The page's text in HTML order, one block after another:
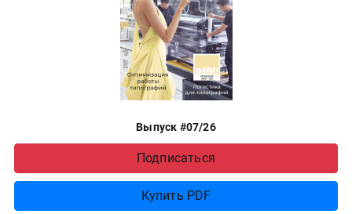
Выпуск #07/26
Подписаться
Купить PDF